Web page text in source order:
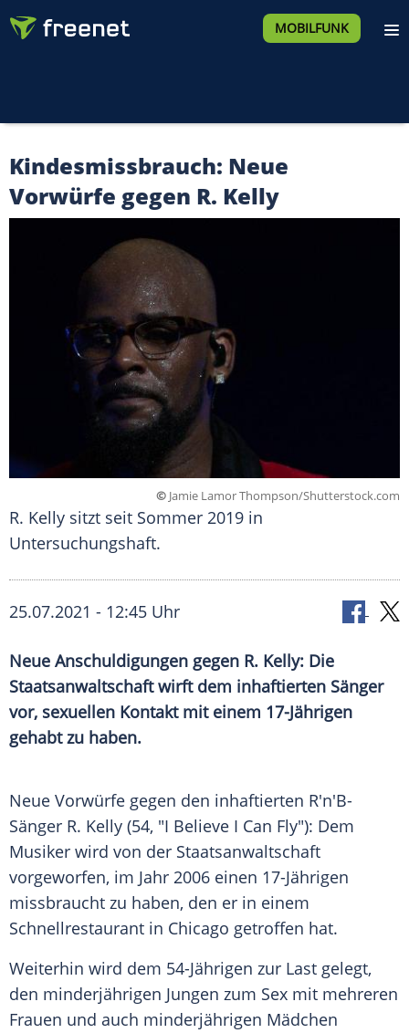
MOBILFUNK
Kindesmissbrauch: Neue
Vorwürfe gegen R. Kelly
© Jamie Lamor Thompson/Shutterstock.com
R. Kelly sitzt seit Sommer 2019 in
Untersuchungshaft.
25.07.2021 - 12:45 Uhr
Neue Anschuldigungen gegen R. Kelly: Die
Staatsanwaltschaftwirft dem inhaftierten Sänger
vor, sexuellen Kontakt mit einem 17-Jährigen
gehabt zu haben.
Neue Vorwürfe gegen den inhaftierten R'n'B-
Sänger R. Kelly (54, "I Believe I Can Fly"): Dem
Musiker wird von der Staatsanwaltschaft
vorgeworfen, im Jahr 2006 einen 17-Jährigen
missbraucht zu haben, den er in einem
Schnellrestaurant in Chicago getroffen hat.
Weiterhin wird dem 54-Jährigen zur Last gelegt,
den minderjährigen Jungen zum Sex mit mehreren
Frauen und auch minderjährigen Mädchen